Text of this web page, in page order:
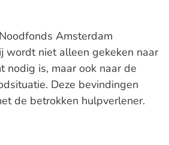
Amsterdam
wordt niet alleen gekeken naar
nodig is, maar ook naar de
Deze bevindingen
de betrokken hulpverlener.